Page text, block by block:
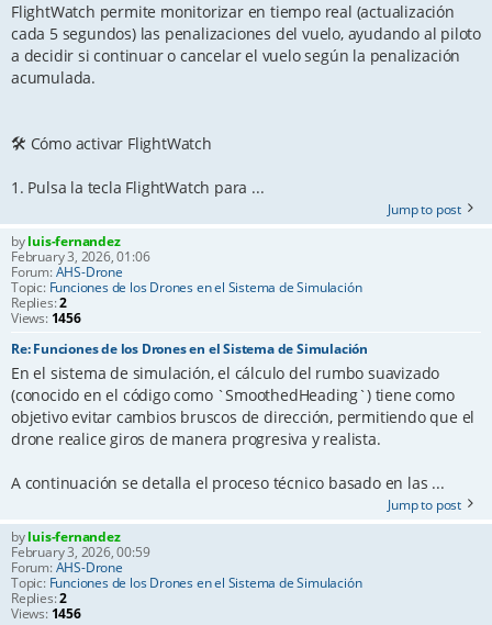
FlightWatch permite monitorizar en tiempo real (actualización
cada 5 segundos) las penalizaciones del vuelo, ayudando al piloto
a decidir si continuar o cancelar el vuelo según la penalización
acumulada.
🛠️ Cómo activar FlightWatch
1. Pulsa la tecla FlightWatch para ...
Jump to post
byluis-fernandez
February 3, 2026, 01:06
Forum:AHS-Drone
Topic: Funciones de los Drones en el Sistema de Simulación
Replies:2
Views: 1456
Re: Funciones de los Drones en el Sistema de Simulación
En el sistema de simulación, el cálculo del rumbo suavizado
(conocido en el código como `SmoothedHeading`) tiene como
objetivo evitar cambios bruscos de dirección, permitiendo que el
drone realice giros de manera progresiva y realista.
A continuación se detalla el proceso técnico basado en las ...
Jump to post
byluis-fernandez
February 3, 2026, 00:59
Forum:AHS-Drone
Topic: Funciones de los Drones en el Sistema de Simulación
Replies:2
Views: 1456